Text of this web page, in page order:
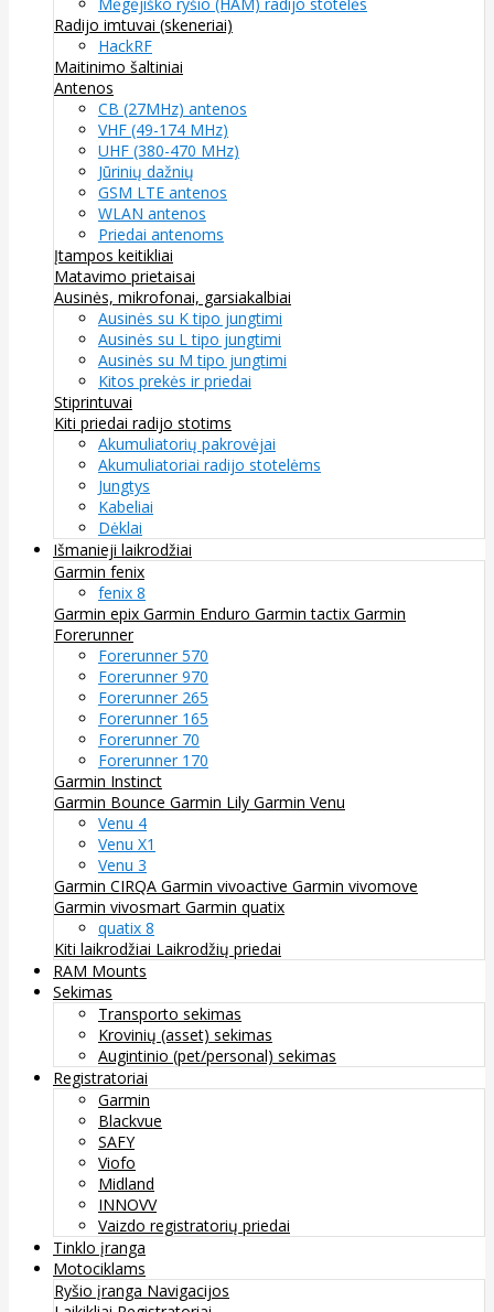
Radijo imtuvai (skeneriai)
HackRF
Maitinimo šaltiniai
Antenos
CB (27MHz) antenos
VHF (49-174 MHz)
UHF (380-470 MHz)
Jūrinių dažnių
GSM LTE antenos
WLAN antenos
Priedai antenoms
Įtampos keitikliai
Matavimo prietaisai
Ausinės, mikrofonai, garsiakalbiai
Ausinės su K tipo jungtimi
Ausinės su L tipo jungtimi
Ausinės su M tipo jungtimi
Kitos prekės ir priedai
Stiprintuvai
Kiti priedai radijo stotims
Akumuliatorių pakrovėjai
Akumuliatoriai radijo stotelėms
Jungtys
Kabeliai
Dėklai
Išmanieji laikrodžiai
Garmin fenix
fenix 8
Garmin epix Garmin Enduro Garmin tactix Garmin
Forerunner
Forerunner 570
Forerunner 970
Forerunner 265
Forerunner 165
Forerunner 70
Forerunner 170
Garmin Instinct
Garmin Bounce Garmin Lily Garmin Venu
Venu 4
Venu X1
Venu 3
Garmin CIRQA Garmin vivoactive Garmin vivomove
Garmin vivosmart Garmin quatix
quatix 8
Kiti laikrodžiai Laikrodžių priedai
RAM Mounts
Sekimas
Transporto sekimas
Krovinių (asset) sekimas
Augintinio (pet/personal) sekimas
Registratoriai
Garmin
Blackvue
SAFY
Viofo
Midland
INNOVV
Vaizdo registratorių priedai
Tinklo įranga
Motociklams
Ryšio įranga Navigacijos